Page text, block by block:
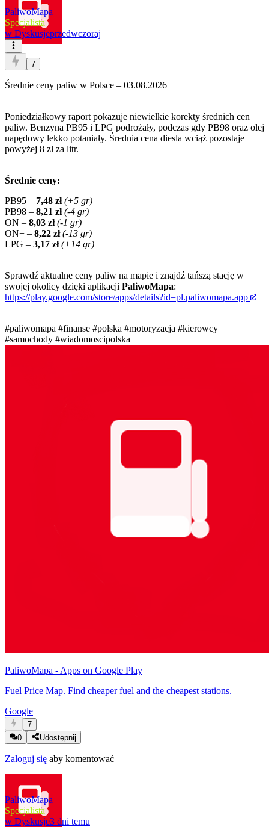
PaliwoMapa
Specjalista
w Dyskusjeprzedwczoraj
7
Średnie ceny paliw w Polsce – 03.08.2026
Poniedziałkowy raport pokazuje niewielkie korekty średnich cen
paliw. Benzyna PB95 i LPG podrożały, podczas gdy PB98 oraz olej
napędowy lekko potaniały. Średnia cena diesla wciąż pozostaje
powyżej 8 zł za litr.
Średnie ceny:
PB95 – 7,48 zł (+5 gr)
PB98 – 8,21 zł (-4 gr)
ON – 8,03 zł (-1 gr)
ON+ – 8,22 zł (-13 gr)
LPG – 3,17 zł (+14 gr)
Sprawdź aktualne ceny paliw na mapie i znajdź tańszą stację w
swojej okolicy dzięki aplikacji PaliwoMapa:
https://play.google.com/store/apps/details?id=pl.paliwomapa.app
#paliwomapa #finanse #polska #motoryzacja #kierowcy
#samochody #wiadomoscipolska
PaliwoMapa - Apps on Google Play
Fuel Price Map. Find cheaper fuel and the cheapest stations.
Google
7
0
Udostępnij
Zaloguj się aby komentować
PaliwoMapa
Specjalista
w Dyskusje3 dni temu